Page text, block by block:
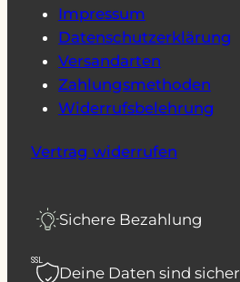
Impressum
Datenschutzerklärung
Versandarten
Zahlungsmethoden
Widerrufsbelehrung
Vertrag widerrufen
Sichere Bezahlung
SSL
Deine Daten sind sicher